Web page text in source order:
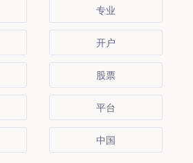
专业
开户
股票
平台
中国